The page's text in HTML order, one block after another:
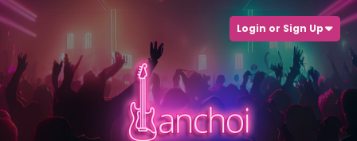
Login or Sign Up